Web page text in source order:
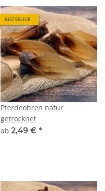
BESTSELLER
Pferdeohren natur
getrocknet
ab 2,49 € *